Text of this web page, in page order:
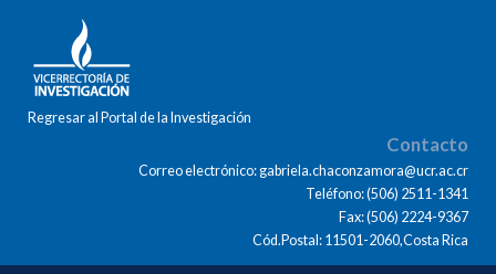
Regresar al Portal de la Investigación
Contacto
Correo electrónico: gabriela.chaconzamora@ucr.ac.cr
Teléfono: (506) 2511-1341
Fax: (506) 2224-9367
Cód.Postal: 11501-2060,Costa Rica